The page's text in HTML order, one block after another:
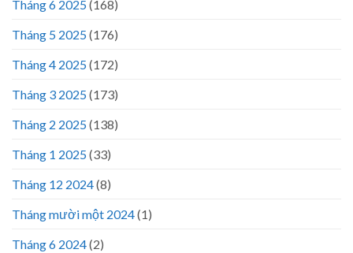
Tháng 6 2025(168)
Tháng 5 2025(176)
Tháng 4 2025(172)
Tháng 3 2025(173)
Tháng 2 2025(138)
Tháng 1 2025(33)
Tháng 12 2024(8)
Tháng mười một 2024(1)
Tháng 6 2024(2)